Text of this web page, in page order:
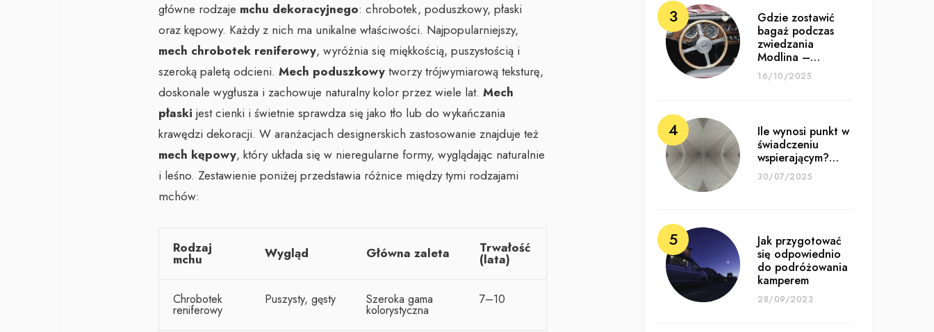
główne rodzaje mchu dekoracyjnego: chrobotek, poduszkowy, płaski
oraz kępowy. Każdy z nich ma unikalne właściwości. Najpopularniejszy,
mech chrobotek reniferowy, wyróżnia się miękkością, puszystością i
szeroką paletą odcieni. Mech poduszkowy tworzy trójwymiarową teksturę,
doskonale wygłusza i zachowuje naturalny kolor przez wiele lat. Mech
płaski jest cienki i świetnie sprawdza się jako tło lub do wykańczania
krawędzi dekoracji. W aranżacjach designerskich zastosowanie znajduje też
mech kępowy, który układa się w nieregularne formy, wyglądając naturalnie
i leśno. Zestawienie poniżej przedstawia różnice między tymi rodzajami
mchów:
Rodzaj
mchu Wygląd Główna zaleta Trwałość
(lata)
Chrobotek
reniferowy
Puszysty, gęsty Szeroka gama
kolorystyczna
7–10
Gdzie zostawić
bagaż podczas
zwiedzania
Modlina –…
16/10/2025
Ile wynosi punkt w
świadczeniu
wspierającym?…
30/07/2025
Jak przygotować
się odpowiednio
do podróżowania
kamperem
28/09/2023